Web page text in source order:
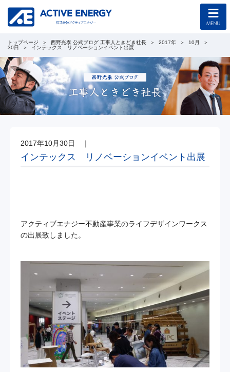
トップページ 西野光泰 公式ブログ 工事人ときどき社長 2017年
10月
30日
インテックス リノベーションイベント出展
2017年10月30日 ｜
インテックス リノベーションイベント出展
アクティブエナジー不動産事業のライフデザインワークス
の出展致しました。
トップページ
コンセプト
企業情報
西野光泰 公式ブログ
サイトマップ